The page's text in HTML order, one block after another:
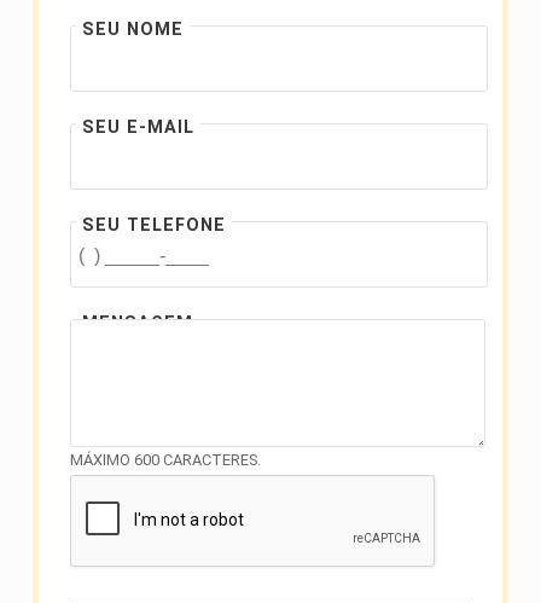
SEU NOME
SEU E-MAIL
SEU TELEFONE
MENSAGEM
MÁXIMO 600 CARACTERES.